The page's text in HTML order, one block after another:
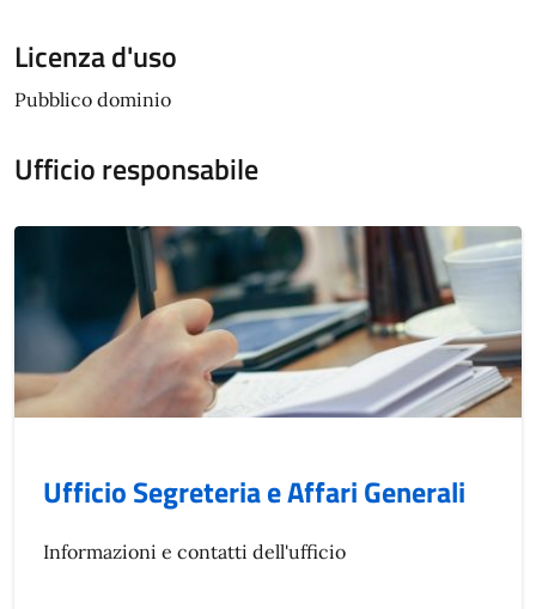
Licenza d'uso
Pubblico dominio
Ufficio responsabile
Ufficio Segreteria e Affari Generali
Informazioni e contatti dell'ufficio